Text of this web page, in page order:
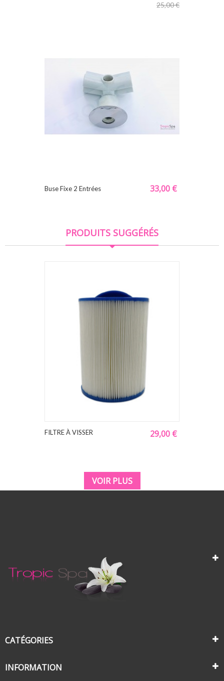
25,00 €
Buse Fixe 2 Entrées 33,00 €
PRODUITS SUGGÉRÉS
FILTRE À VISSER 29,00 €
VOIR PLUS
CATÉGORIES
INFORMATION